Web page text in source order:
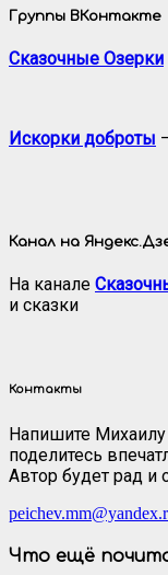
Группы ВКонтакте
Сказочные Озерки
Искорки доброты
Канал на
На канале
и сказки
Контакты
Напишите
поделитесь
Автор будет рад и
Что ещё